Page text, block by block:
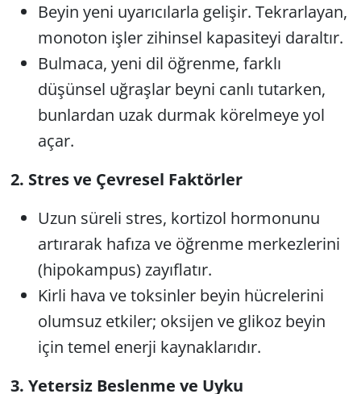
Beyin yeni uyarıcılarla gelişir. Tekrarlayan,
monoton işler zihinsel kapasiteyi daraltır.
Bulmaca, yeni dil öğrenme, farklı
düşünsel uğraşlar beyni canlı tutarken,
bunlardan uzak durmak körelmeye yol
açar.
2. Stres ve Çevresel Faktörler
Uzun süreli stres, kortizol hormonunu
artırarak hafıza ve öğrenme merkezlerini
(hipokampus) zayıflatır.
Kirli hava ve toksinler beyin hücrelerini
olumsuz etkiler; oksijen ve glikoz beyin
için temel enerji kaynaklarıdır.
3. Yetersiz Beslenme ve Uyku